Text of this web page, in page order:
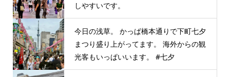
しやすいです。
今日の浅草。 かっぱ橋本通りで下町七夕
まつり盛り上がってます。 海外からの観
光客もいっぱいいます。 #七夕